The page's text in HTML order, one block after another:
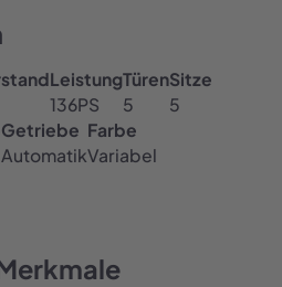
Leistung
136PS
Türen
5
Sitze
5
Getriebe
Automatik
Farbe
Variabel